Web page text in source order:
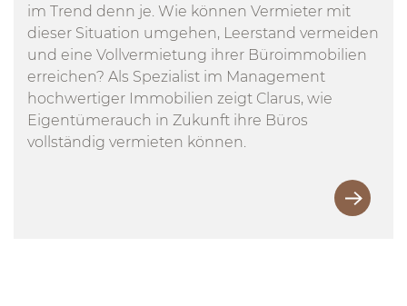
im Trend denn je. Wie können Vermieter mit
dieser Situation umgehen, Leerstand vermeiden
und eine Vollvermietung ihrer Büroimmobilien
erreichen? Als Spezialist im Management
hochwertiger Immobilien zeigt Clarus, wie
Eigentümerauch in Zukunft ihre Büros
vollständig vermieten können.